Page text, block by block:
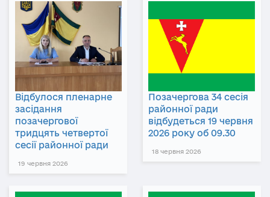
Відбулося пленарне
засідання
позачергової
тридцять четвертої
сесії районної ради
19 червня 2026
Позачергова 34 сесія
районної ради
відбудеться 19 червня
2026 року об 09.30
18 червня 2026